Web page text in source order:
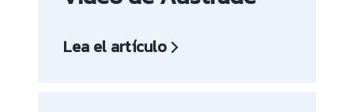
Lea el artículo